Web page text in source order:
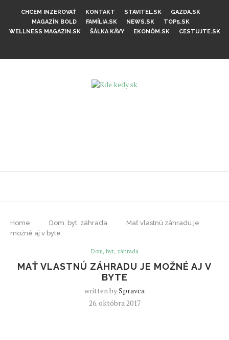
CHCEM INZEROVAŤ KONTAKT STAVITEĽ.SK
GAZDA.SK
MAGAZÍN BOLD
FAMÍLIA.SK NEWS.SK
TOP5.SK
WELLNESS MAGAZIN.SK
ŠÁLKA KÁVY EKONÓM.SK CESTUJTE.SK
Home Dom, byt, záhrada
Mať vlastnú záhradu je
možné aj v byte
Dom, byt, záhrada
MAŤ VLASTNÚ ZÁHRADU JE MOŽNÉ AJ V
BYTE
written bySpravca
26. októbra 2017